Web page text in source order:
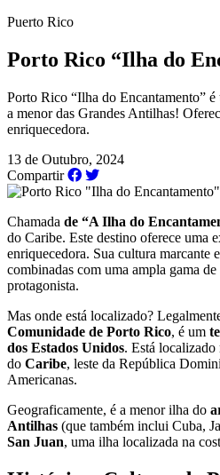
Puerto Rico
Porto Rico “Ilha do
Porto Rico “Ilha do Encantamento” é
a menor das Grandes Antilhas!
enriquecedora.
13 de Outubro, 2024
Compartir
Chamada de “A Ilha do
do Caribe. Este destino oferece uma
enriquecedora. Sua cultura marcante
combinadas com uma ampla gama de
protagonista.
Mas onde está localizado?
Comunidade de Porto Rico, é um
dos Estados Unidos. Está
do Caribe, leste da República
Americanas.
Geograficamente, é a menor ilha do
Antilhas (que também inclui Cuba,
San Juan, uma ilha localizada na